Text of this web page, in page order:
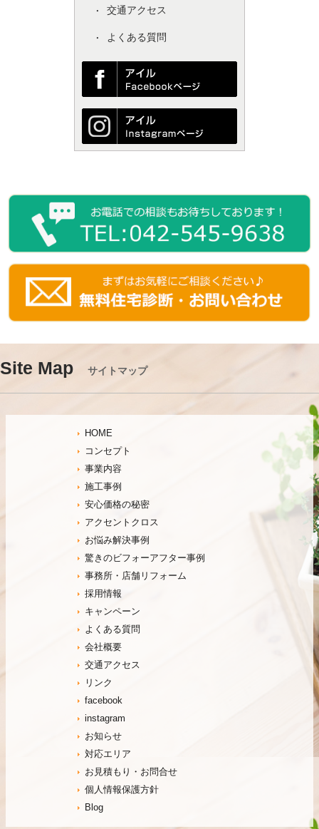
交通アクセス
よくある質問
Site Map サイトマップ
HOME
コンセプト
事業内容
施工事例
安心価格の秘密
アクセントクロス
お悩み解決事例
驚きのビフォーアフター事例
事務所・店舗リフォーム
採用情報
キャンペーン
よくある質問
会社概要
交通アクセス
リンク
facebook
instagram
お知らせ
対応エリア
お見積もり・お問合せ
個人情報保護方針
Blog